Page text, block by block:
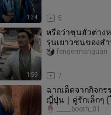
1:34 5
1:59
หรือว่าซุนฮั่วต่าง
รุ่นเยาวชนของส
7
fengermanguan
ฉากเด็ดจากกิจก
ญี่ปุ่น｜คู่รักเล็กๆ
อย่างน่ารักจนแฟ
_____booth_01